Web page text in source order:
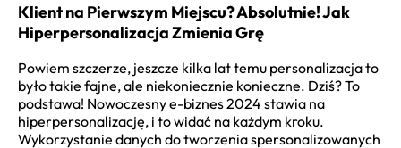
Klient na Pierwszym Miejscu? Absolutnie! Jak
Hiperpersonalizacja Zmienia Grę
Powiem szczerze, jeszcze kilka lat temu personalizacja to
było takie fajne, ale niekoniecznie konieczne. Dziś? To
podstawa! Nowoczesnye-biznes 2024 stawia na
hiperpersonalizację, i to widać na każdym kroku.
Wykorzystanie danych do tworzenia spersonalizowanych